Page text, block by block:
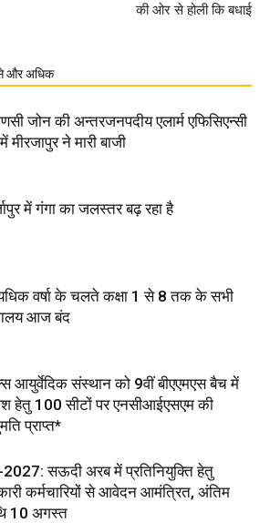
की ओर से होली कि बधाई
और अधिक
जोन की अन्तरजनपदीय एलार्म एफिसिएन्सी
मीरजापुर ने मारी बाजी
में गंगा का जलस्तर बढ़ रहा है
वर्षा के चलते कक्षा 1 से 8 तक के सभी
आज बंद
आयुर्वेदिक संस्थान को 9वीं बीएएमएस बैच में
हेतु 100 सीटों पर एनसीआईएसएम की
प्राप्त*
सऊदी अरब में प्रतिनियुक्ति हेतु
कर्मचारियों से आवेदन आमंत्रित, अंतिम
10 अगस्त